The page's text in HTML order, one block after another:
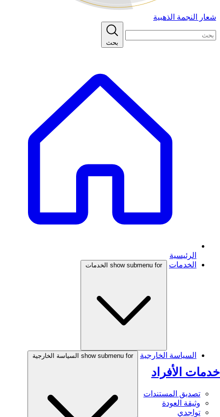
شعار النجمة الذهبية
بحث
الرئيسية
الخدمات
show submenu for الخدمات
خدمات الأفراد
تصديق المستندات
وثيقة العودة
تواجدي
السياسة الخارجية show submenu for السياسة الخارجية